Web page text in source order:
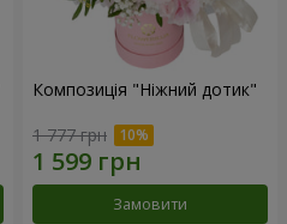
Композиція "Ніжний дотик"
1 777 грн
Замовити